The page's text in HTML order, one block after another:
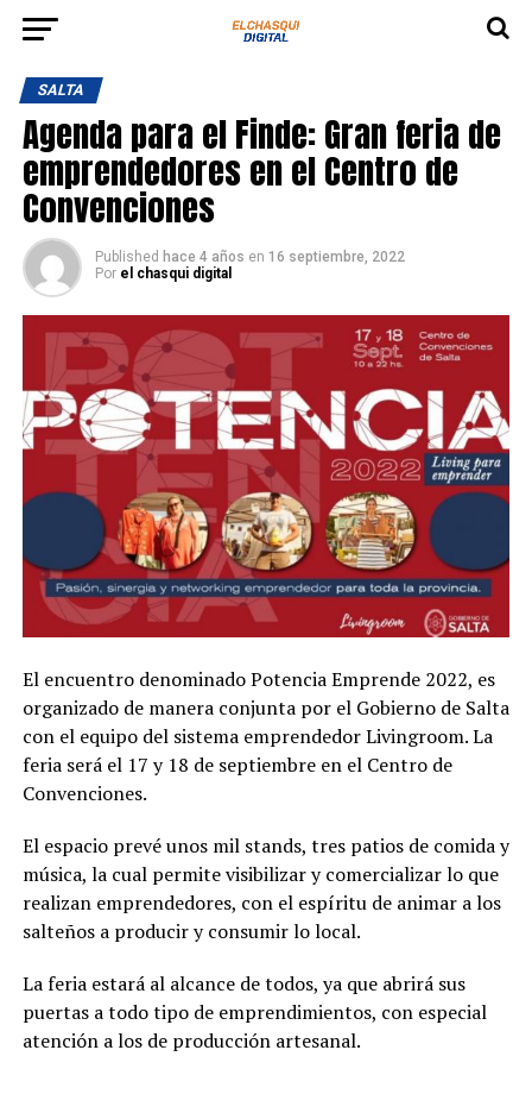
SALTA
Agenda para el Finde: Gran feria de
emprendedores en el Centro de
Convenciones
Published hace 4 años en 16 septiembre, 2022
Por el chasqui digital
El encuentro denominado Potencia Emprende 2022, es
organizado de manera conjunta por el Gobierno de Salta
con el equipo del sistema emprendedor Livingroom. La
feria será el 17 y 18 de septiembre en el Centro de
Convenciones.
El espacio prevé unos mil stands, tres patios de comida y
música, la cual permite visibilizar y comercializar lo que
realizan emprendedores, con el espíritu de animar a los
salteños a producir y consumir lo local.
La feria estará al alcance de todos, ya que abrirá sus
puertas a todo tipo de emprendimientos, con especial
atención a los de producción artesanal.